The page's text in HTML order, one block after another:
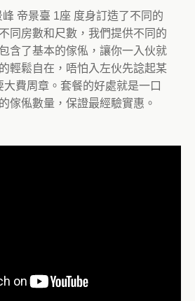
帝景臺 1座 度身訂造了不同的
同房數和尺數，我們提供不同的
含了基本的傢俬，讓你一入伙就
輕鬆自在，唔怕入左伙先諗起某
費周章。套餐的好處就是一口
傢俬數量，保證最經驗實惠。